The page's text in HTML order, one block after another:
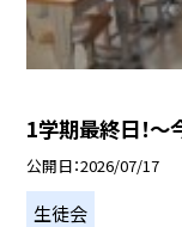
1学期最終日！
公開日 2026/07/17
生徒会